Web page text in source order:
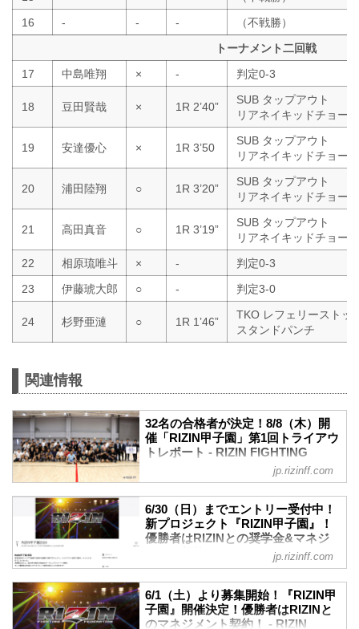
16
- - -
（不戦勝）
トーナメント二回戦
17
中島唯翔 × - 判定0-3
18 豆田賢哉 × 1R 2’40”
SUB タップアウト
リアネイキッドチョーク
19 安達優心 × 1R 3’50
SUB タップアウト
リアネイキッドチョーク
20 浦田陸翔 ○ 1R 3’20”
SUB タップアウト
リアネイキッドチョーク
21 高田真音 ○ 1R 3’19”
SUB タップアウト
リアネイキッドチョーク
22
相原琉唯斗 × -
判定0-3
23
伊藤琥大郎 ○ - 判定3-0
24 杉野亜漣 ○ 1R 1’46”
TKO レフェリーストッ
スタンドパンチ
関連情報
32名の合格者が決定！8/8（木）開
催「RIZIN甲子園」第1回トライアウ
トレポート - RIZIN FIGHTING
FEDERATION オフィシャルサイト
のスター選手発掘を目的としたプロジェ
クト「RIZIN甲子園」の第1回トライアウ
トが開催された。
加者が集まり、午前のプログラム終了後
に合格者50名が発表、合格者のみで午後
のプログラムが実施された。
RIZIN甲子園とは
「RIZIN甲子園」理念
jp.rizinff.com
6/30（日）までエントリー受付中！
新プロジェクト『RIZIN甲子園』！
優勝者はRIZINとの奨学⾦&マネジ
メント契約！ - RIZIN FIGHTING
FEDERATION オフィシャルサイト
未来のスター選手発掘を目的とした新プ
ロジェクト『RIZIN甲子園』のエントリー
が、6月1日（土）12時よりスタート！
jp.rizinff.com
6/1（土）より募集開始！『RIZIN甲
子園』開催決定！優勝者はRIZINと
のマネジメント契約！ - RIZIN